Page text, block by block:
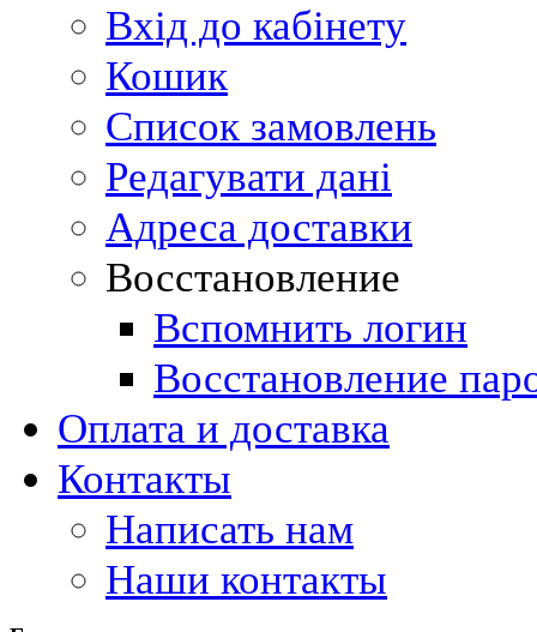
Вхід до кабінету
Кошик
Список замовлень
Редагувати дані
Адреса доставки
Восстановление
Вспомнить логин
Восстановление
Оплата и доставка
Контакты
Написать нам
Наши контакты